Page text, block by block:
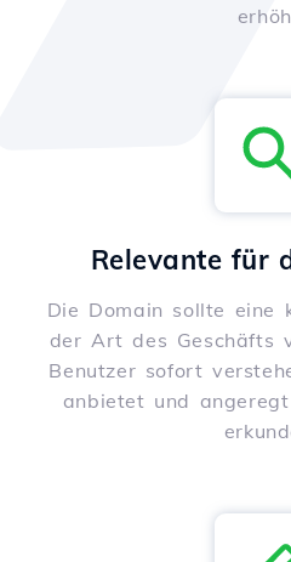
Relevante für
Die Domain sollte eine
der Art des Geschäfts
Benutzer sofort
anbietet und